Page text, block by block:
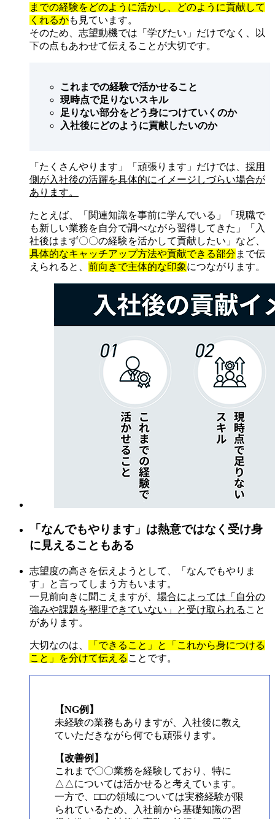
までの経験をどのように活かし、どのように貢献して
くれるかも見ています。
そのため、志望動機では「学びたい」だけでなく、以
下の点もあわせて伝えることが大切です。
これまでの経験で活かせること
現時点で足りないスキル
足りない部分をどう身につけていくのか
入社後にどのように貢献したいのか
「たくさんやります」「頑張ります」だけでは、 採用
側が入社後の活躍を具体的にイメージしづらい場合が
あります。
たとえば、「関連知識を事前に学んでいる」「現職で
も新しい業務を自分で調べながら習得してきた」「入
社後はまず〇〇の経験を活かして貢献したい」など、
具体的なキャッチアップ方法や貢献できる部分 まで伝
えられると、 前向きで主体的な印象につながります。
「なんでもやります」は熱意ではなく受け身
に見えることもある
志望度の高さを伝えようとして、「なんでもやりま
す」と言ってしまう方もいます。
一見前向きに聞こえますが、 場合によっては「自分の
強みや課題を整理できていない」と受け取られる こと
があります。
大切なのは、
「できること」と「これから身につける
こと」を分けて伝える ことです。
【NG例】
未経験の業務もありますが、入社後に教え
ていただきながら何でも頑張ります。
【改善例】
これまで〇〇業務を経験しており、特に
△△については活かせると考えています。
一方で、□□の領域については実務経験が限
られているため、入社前から基礎知識の習